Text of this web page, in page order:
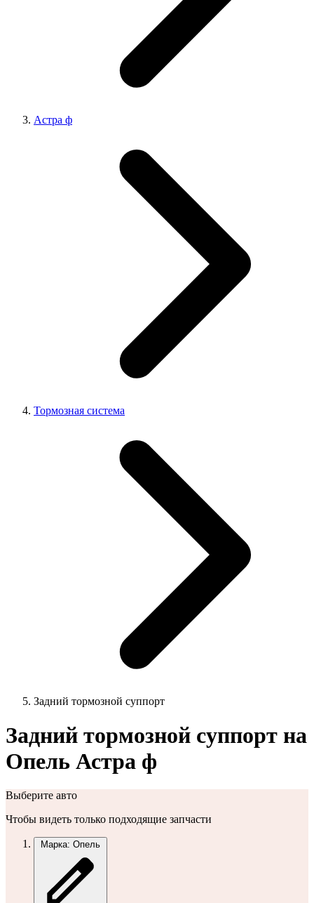
Астра ф
Тормозная система
Задний тормозной суппорт
Задний тормозной суппорт на
Опель Астра ф
Выберите авто
Чтобы видеть только подходящие запчасти
Марка: Опель